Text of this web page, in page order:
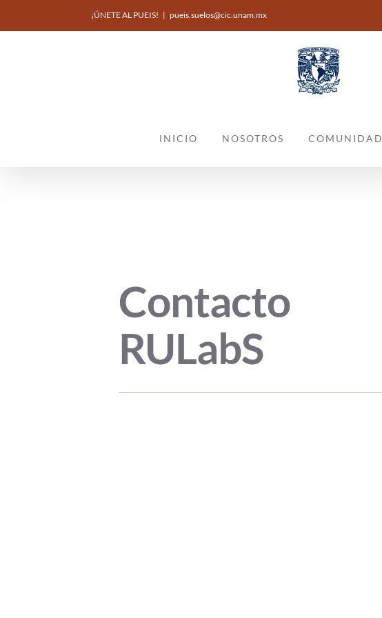
to
¡ÚNETE AL PUEIS! | pueis.suelos@cic.unam.mx
INICIO NOSOTROS COMUNIDAD
Contacto
RULabS